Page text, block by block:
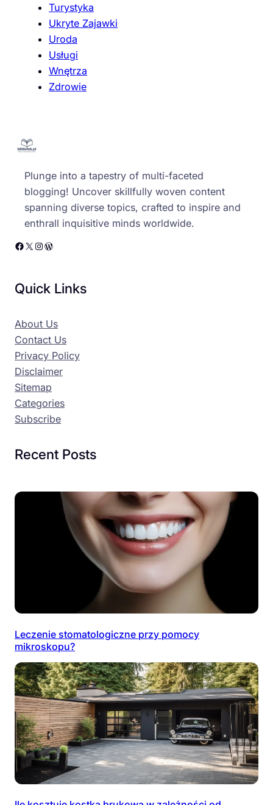
Turystyka
Ukryte Zajawki
Uroda
Usługi
Wnętrza
Zdrowie
Plunge into a tapestry of multi-faceted
blogging! Uncover skillfully woven content
spanning diverse topics, crafted to inspire and
enthrall inquisitive minds worldwide.
Facebook X Instagram WordPress
Quick Links
About Us
Contact Us
Privacy Policy
Disclaimer
Sitemap
Categories
Subscribe
Recent Posts
Leczenie stomatologiczne przy pomocy
mikroskopu?